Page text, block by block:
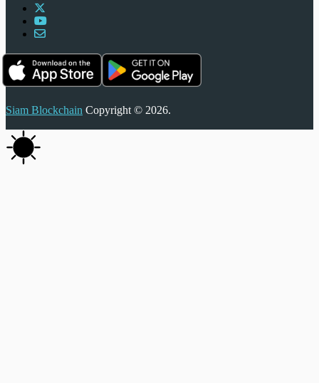
Siam Blockchain Copyright © 2026.